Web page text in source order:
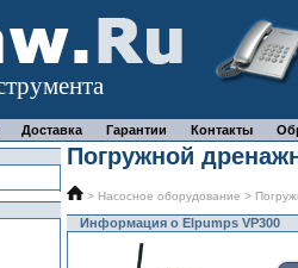
Доставка Гарантии Контакты
Погружной
> Насосное оборудование >
Информация о Elpumps VP300